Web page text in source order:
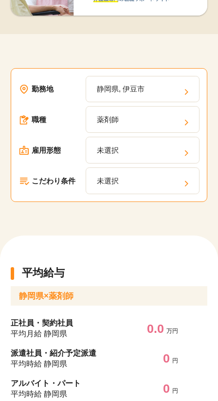
勤務地 静岡県, 伊豆市
職種 薬剤師
雇用形態 未選択
こだわり条件 未選択
平均給与
静岡県×薬剤師
正社員・契約社員
平均月給 静岡県
0.0 万円
派遣社員・紹介予定派遣
平均時給 静岡県
0 円
アルバイト・パート
平均時給 静岡県
0 円